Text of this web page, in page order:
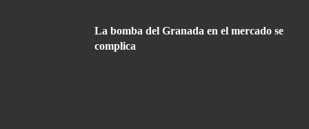
La bomba del Granada en el mercado se
complica